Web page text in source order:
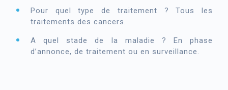
Pour quel type de traitement ? Tous les
traitements des cancers.
A quel stade de la maladie ? En phase
d’annonce, de traitement ou en surveillance.